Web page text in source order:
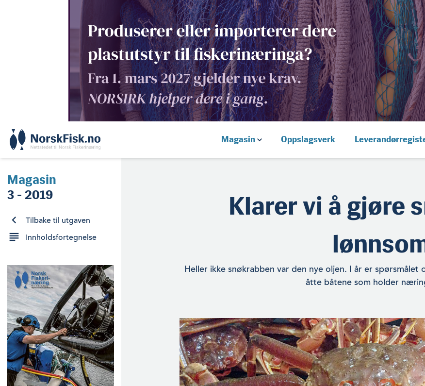
Magasin Oppslagsverk
Magasin
3 - 2019
Tilbake til utgaven
Innholdsfortegnelse
Klarer vi å gjøre
Heller ikke snøkrabben var den nye oljen. I år er
åtte båtene som holder